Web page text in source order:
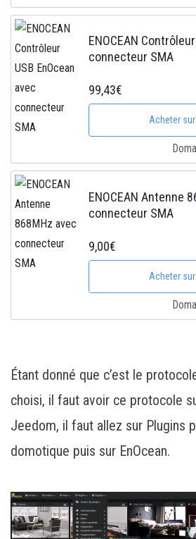
ENOCEAN
connecteur SMA
99,43€
Acheter
ENOCEAN Antenne
connecteur SMA
9,00€
Acheter
Étant donné que c’est le
choisi, il faut avoir ce protocole
Jeedom, il faut allez sur Plugins
domotique puis sur EnOcean.